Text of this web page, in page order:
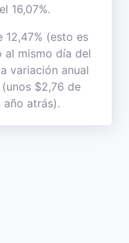
16,07%.
(esto es
al mismo día del
variación anual
$2,76 de
atrás).